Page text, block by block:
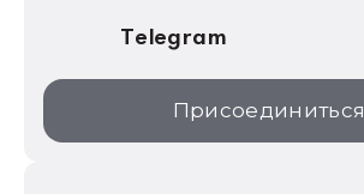
Telegram
Присоединиться